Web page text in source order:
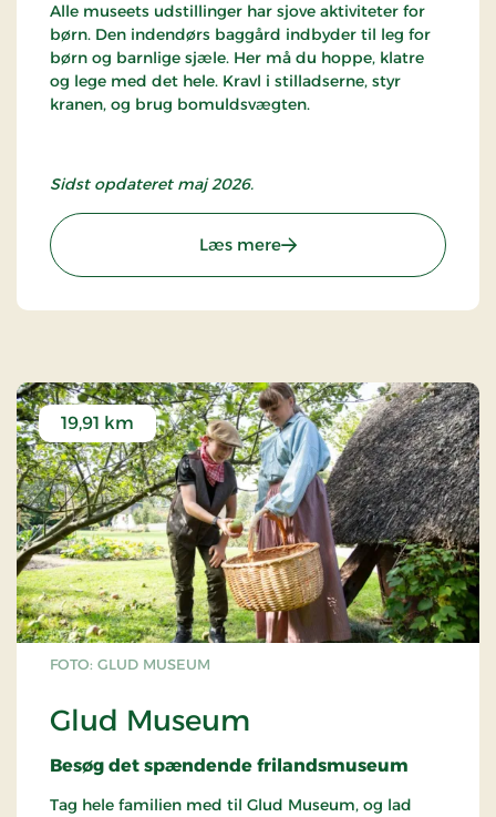
Alle museets udstillinger har sjove aktiviteter for
børn. Den indendørs baggård indbyder til leg for
børn og barnlige sjæle. Her må du hoppe, klatre
og lege med det hele. Kravl i stilladserne, styr
kranen, og brug bomuldsvægten.
Sidst opdateret maj 2026.
Læs mere: Kulturmuseet
FOTO: GLUD MUSEUM
Glud Museum
19,91 km
Besøg det spændende frilandsmuseum
Tag hele familien med til Glud Museum, og lad